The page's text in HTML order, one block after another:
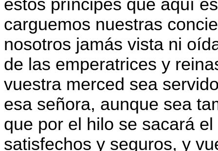
estos príncipes que aquí
carguemos nuestras
nosotros jamás vista ni
de las emperatrices y
vuestra merced sea
esa señora, aunque sea
que por el hilo se sacará
satisfechos y seguros, y